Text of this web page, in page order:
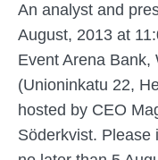
An analyst and
August, 2013 at
Event Arena Bank,
(Unioninkatu 22,
hosted by CEO
Söderkvist. Please